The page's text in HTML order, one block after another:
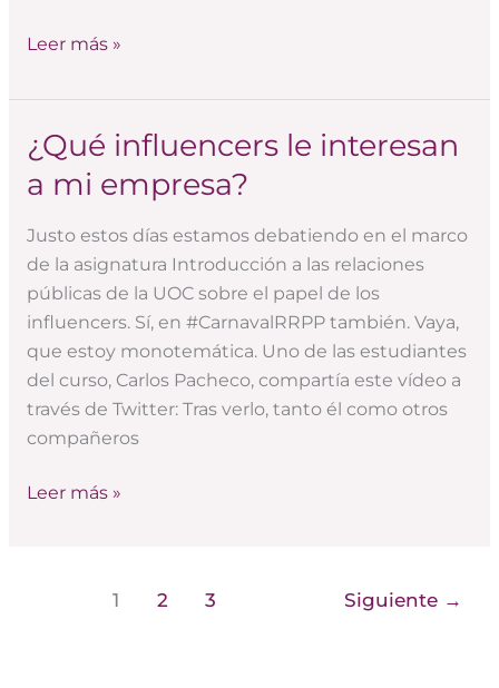
Leer más »
¿Qué influencers le interesan
a mi empresa?
Justo estos días estamos debatiendo en el marco
de la asignatura Introducción a las relaciones
públicas de la UOC sobre el papel de los
influencers. Sí, en #CarnavalRRPP también. Vaya,
que estoy monotemática. Uno de las estudiantes
del curso, Carlos Pacheco, compartía este vídeo a
través de Twitter: Tras verlo, tanto él como otros
compañeros
¿Qué
influencers
le
interesan
mi
empresa?
Leer más »
1 2 3 Siguiente →